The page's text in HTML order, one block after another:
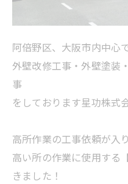
阿倍野区、大阪市内中心
外壁改修工事・外壁塗装
事
をしております星功株式
高所作業の工事依頼が入
高い所の作業に使用する
きました！